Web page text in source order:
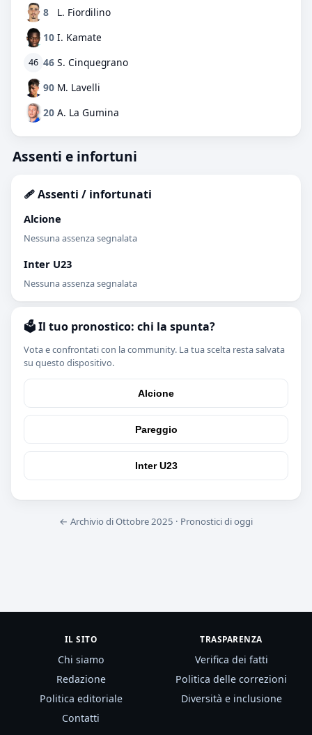
8
L. Fiordilino
10 I. Kamate
46 46 S. Cinquegrano
90 M. Lavelli
20 A. La Gumina
Assenti e infortuni
🩹 Assenti / infortunati
Alcione
Nessuna assenza segnalata
Inter U23
Nessuna assenza segnalata
🗳️ Il tuo pronostico: chi la spunta?
Vota e confrontati con la community. La tua scelta resta salvata
su questo dispositivo.
Alcione
Pareggio
Inter U23
← Archivio di Ottobre 2025 · Pronostici di oggi
IL SITO
Chi siamo
Redazione
Politica editoriale
Contatti
TRASPARENZA
Verifica dei fatti
Politica delle correzioni
Diversità e inclusione